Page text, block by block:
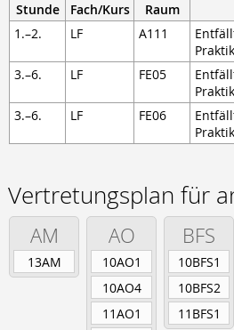
Stunde Fach/Kurs Raum
1.–2.
LF A111
3.–6.
LF FE05
3.–6.
LF FE06
Vertretungsplan für
AM
13AM
AO
10AO1
10AO4
11AO1
BFS
10BFS1
10BFS2
11BFS1